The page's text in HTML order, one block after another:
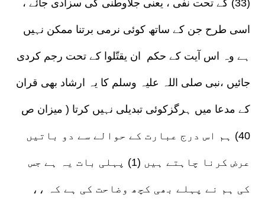
(33) کے تحت نفی ، یعنی جلاوطنی کی سزادی جائے ،
اسی طرح جن کے ساتھ کوئی نرمی برتنا ممکن نہیں
ہے وہ اس آیت کے حکم ان یقتّلوا کے تحت رجم کردی
جائیں ،نبی صلی اللہ علیہ وسلم کا یہ ارشاد بھی قران
کے مدعا میں ہرگزکوئی تبدیلی نہیں کرتا ( میزان ص
40) ہم اس درج عبارت کے حوالے سے دو باتیں
عرض کرنا چاہتے ہیں (1) پہلی بات یہ ہے جس
کی ہم نے پہلے بھی کچھ وضاحت کی ہے کہ ،،